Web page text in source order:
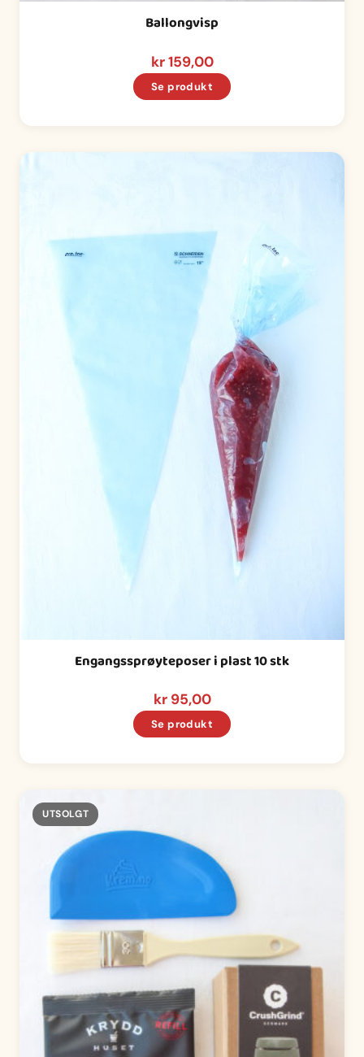
Ballongvisp
kr159,00
Se produkt
Engangssprøyteposer i plast 10 stk
kr95,00
Se produkt
UTSOLGT Utsolgt